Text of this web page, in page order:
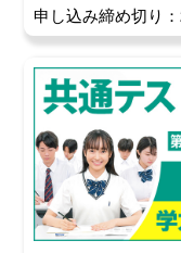
申し込み締め切り